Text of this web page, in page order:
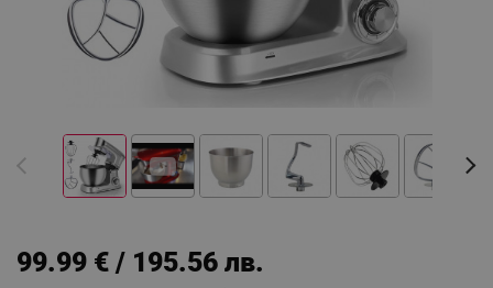
99.99 € / 195.56 лв.